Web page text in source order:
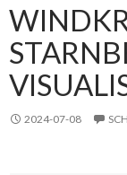
2024-07-08